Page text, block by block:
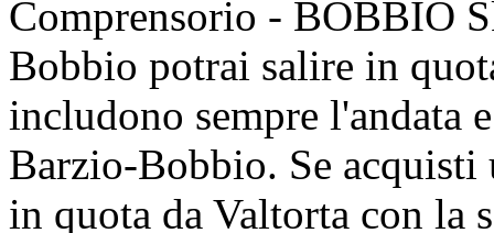
Comprensorio - BOBBIO
Bobbio potrai salire in
includono sempre l'andata
Barzio-Bobbio. Se acquisti
in quota da Valtorta con la